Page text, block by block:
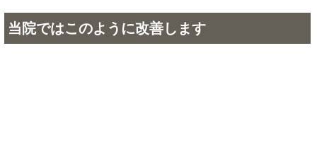
当院ではこのように改善します